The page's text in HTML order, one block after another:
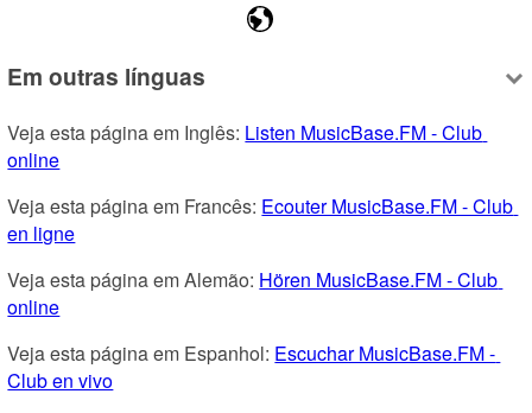
Em outras línguas
Veja esta página em Inglês: Listen MusicBase.FM - Club
online
Veja esta página em Francês: Ecouter MusicBase.FM - Club
en ligne
Veja esta página em Alemão: Hören MusicBase.FM - Club
online
Veja esta página em Espanhol: Escuchar MusicBase.FM -
Club en vivo